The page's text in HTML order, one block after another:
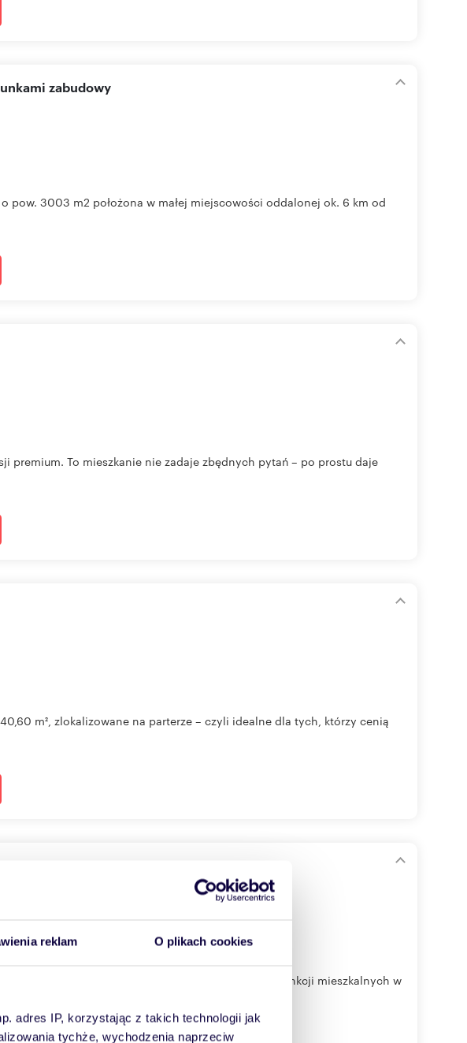
reklam O plikach cookies
adres IP, korzystając z takich technologii jak
tychże, wychodzenia naprzeciw
zabudowy
pow. 3003 m2 położona w małej miejscowości oddalonej ok. 6 km od
premium. To mieszkanie nie zadaje zbędnych pytań – po prostu daje
m², zlokalizowane na parterze – czyli idealne dla tych, którzy cenią
zapleczem gospodarczym + WZ na rozbudowę funkcji mieszkalnych w